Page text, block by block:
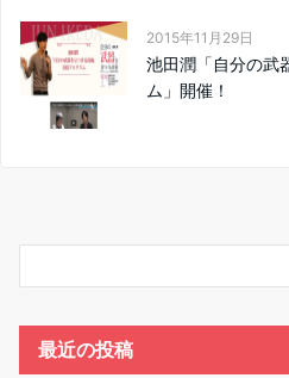
2015年11月29日
池田潤「自分の武
ム」開催！
最近の投稿